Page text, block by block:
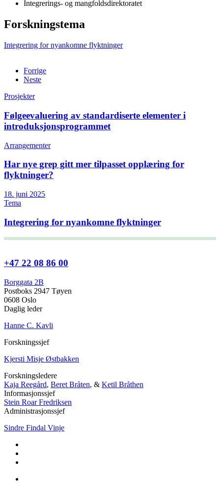
Integrerings- og mangfoldsdirektoratet
Forskningstema
Integrering for nyankomne flyktninger
Forrige
Neste
Prosjekter
Følgeevaluering av standardiserte elementer i
introduksjonsprogrammet
Arrangementer
Har nye grep gitt mer tilpasset opplæring for
flyktninger?
18. juni 2025
Tema
Integrering for nyankomne flyktninger
+47 22 08 86 00
Borggata 2B
Postboks 2947 Tøyen
0608 Oslo
Daglig leder
Hanne C. Kavli
Forskningssjef
Kjersti Misje Østbakken
Forskningsledere
Kaja Reegård, Beret Bråten, & Ketil Bråthen
Informasjonssjef
Stein Roar Fredriksen
Administrasjonssjef
Sindre Findal Vinje